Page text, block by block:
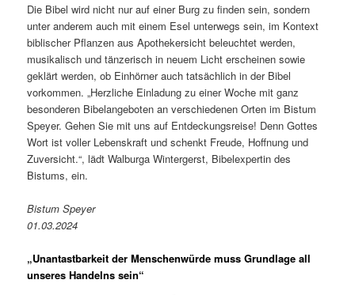
Die Bibel wird nicht nur auf einer Burg zu finden sein, sondern
unter anderem auch mit einem Esel unterwegs sein, im Kontext
biblischer Pflanzen aus Apothekersicht beleuchtet werden,
musikalisch und tänzerisch in neuem Licht erscheinen sowie
geklärt werden, ob Einhörner auch tatsächlich in der Bibel
vorkommen. „Herzliche Einladung zu einer Woche mit ganz
besonderen Bibelangeboten an verschiedenen Orten im Bistum
Speyer. Gehen Sie mit uns auf Entdeckungsreise! Denn Gottes
Wort ist voller Lebenskraft und schenkt Freude, Hoffnung und
Zuversicht.“, lädt Walburga Wintergerst, Bibelexpertin des
Bistums, ein.
Bistum Speyer
01.03.2024
„Unantastbarkeit der Menschenwürde muss Grundlage all
unseres Handelns sein“